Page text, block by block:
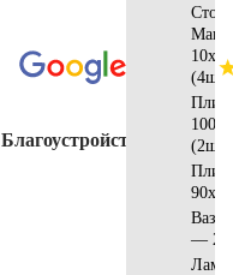
Благоустройство
(4шт)
(2шт)
Ваза
—